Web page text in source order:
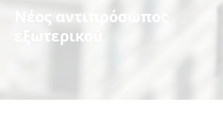
Νέος αντιπρόσωπος
εξωτερικού